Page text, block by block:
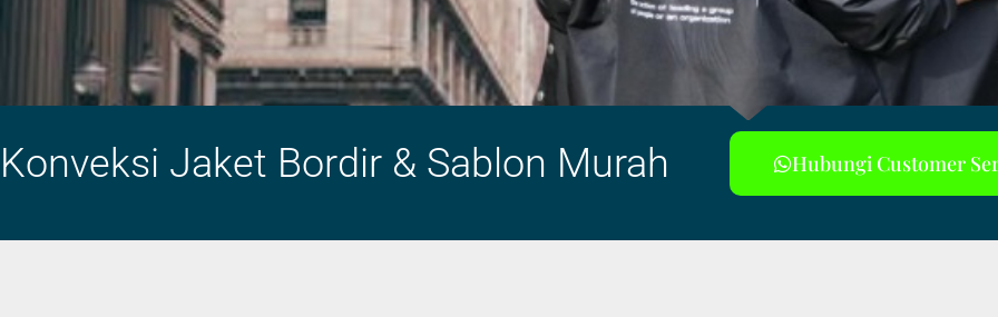
Konveksi Jaket Bordir & Sablon Murah Hubungi Customer